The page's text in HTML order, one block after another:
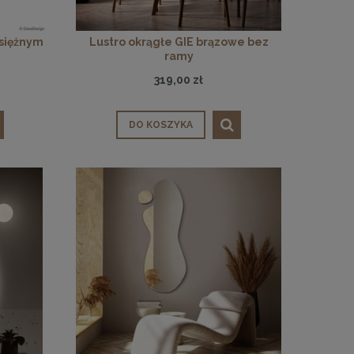
Lustro okrągłe GIE brązowe bez
ramy
319,00 zł
DO KOSZYKA